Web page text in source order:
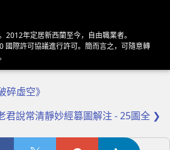
2012年定居新西蘭至今，自由職業者。
國際許可協議進行許可。簡而言之，可隨意轉
虛空》
君說常清靜妙經篡圖解注 - 25圖全 ❯